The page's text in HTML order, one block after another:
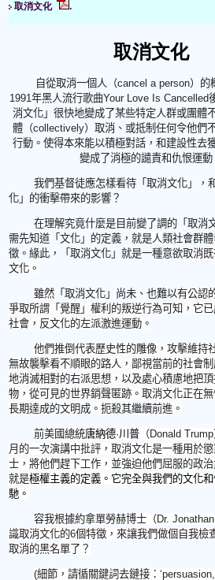
取消文化 .
取消文化
自從取消一個人（cancel a person）的
1991年黑人流行歌曲Your Love Is Cancelled
消文化」 很快地變成了某些特定人群或團體
體（collectively） 取消、或抵制任何令他們
行動。使得本來能以積極對話，和建設性去
變成了消極的譴責和仇恨運動
我們基督徒應怎樣看待「取消文化」，
化」的衝擊帶來的影響？
在理解究竟什麼是目前變了調的「取消
需先知道「文化」的定義 ， 就是人類社會群體
徵。 緣此， 「 取消文化」就是一種意欲取消
文化。
雖然「 取消文化」 尚未、也難以有公認
爭取所謂「覺醒」權利的叛逆行為可知，它
社會，反文化的左派激進運動。
他們推倒代表歷史性的雕像， 攻擊維持
無故襲擊看不順眼的路人，鄙視當前的社會制
地消滅相對的右派思想， 以及處心積慮地把
物 ，從可見的世界銷聲匿跡。 取消文化正在
長期達成的文明成。扼殺其繼續前進。
前美國總統唐納德·川普（ Donald Trump
月的一次演講中批評，取消文化是一種用於
士，將他們趕下工作，並強迫他們屈服的政
就是極權主義的定義。它完全與我們的文化
馳。
容我根據約拿單勞赫博士（ Dr.
識取消文化的6個特徵 ， 來讓我們做個自我檢
取消的黑名單了？
(細節，請循關鍵詞去鏈接：‘